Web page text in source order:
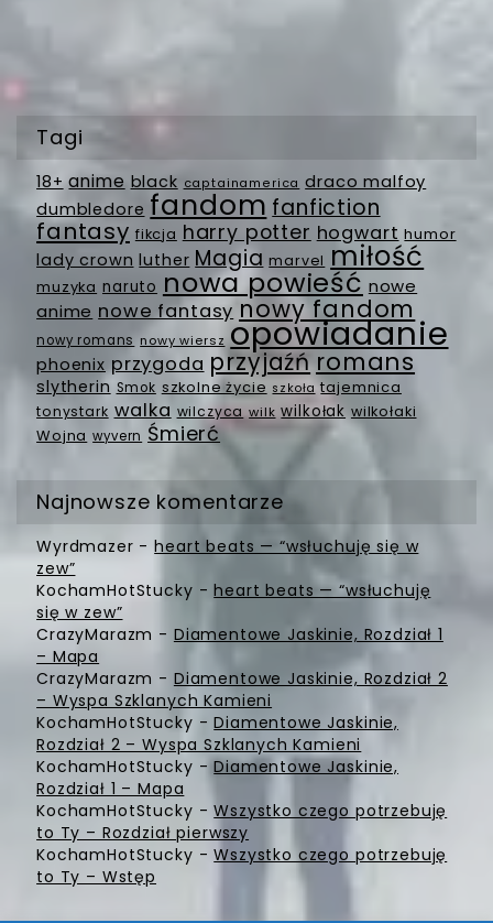
Tagi
18+ anime black captainamerica draco malfoy
dumbledore fandom fanfiction
fantasy fikcja harry potter hogwart humor
lady crown luther Magia marvel miłość
muzyka naruto nowa powieść nowe
anime nowe fantasy nowy fandom
nowy romans nowy wiersz opowiadanie
phoenix przygoda przyjaźń romans
slytherin Smok szkolne życie szkoła tajemnica
tonystark walka wilczyca wilk wilkołak wilkołaki
Wojna wyvern Śmierć
Najnowsze komentarze
Wyrdmazer -heart beats — “wsłuchuję się w
zew”
KochamHotStucky -heart beats — “wsłuchuję
się w zew”
CrazyMarazm - Diamentowe Jaskinie, Rozdział 1
– Mapa
CrazyMarazm - Diamentowe Jaskinie, Rozdział 2
– Wyspa Szklanych Kamieni
KochamHotStucky -Diamentowe Jaskinie,
Rozdział 2 – Wyspa Szklanych Kamieni
KochamHotStucky -Diamentowe Jaskinie,
Rozdział 1 – Mapa
KochamHotStucky -Wszystko czego potrzebuję
to Ty – Rozdział pierwszy
KochamHotStucky -Wszystko czego potrzebuję
to Ty – Wstęp